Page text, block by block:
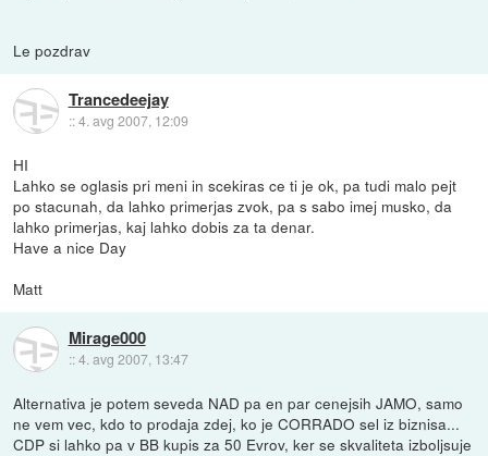
Le pozdrav
Trancedeejay
::4. avg 2007, 12:09
HI
Lahko se oglasis pri meni in scekiras ce ti je ok, pa tudi malo pejt
po stacunah, da lahko primerjas zvok, pa s sabo imej musko, da
lahko primerjas, kaj lahko dobis za ta denar.
Have a nice Day
Matt
Mirage000
::4. avg 2007, 13:47
Alternativa je potem seveda NAD pa en par cenejsih JAMO, samo
ne vem vec, kdo to prodaja zdej, ko je CORRADO sel iz biznisa...
CDP si lahko pa v BB kupis za 50 Evrov, ker se skvaliteta izboljsuje